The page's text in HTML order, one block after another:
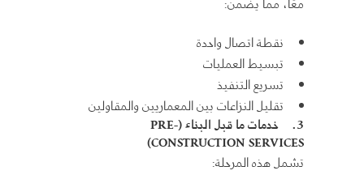
نقطة اتصال واحدة
تبسيط العمليات
تسريع التنفيذ
تقليل النزاعات بين المعماريين والمقاولين
3. خدمات ما قبل البناء (PRE-
CONSTRUCTION SERVICES)
تشمل هذه المرحلة: